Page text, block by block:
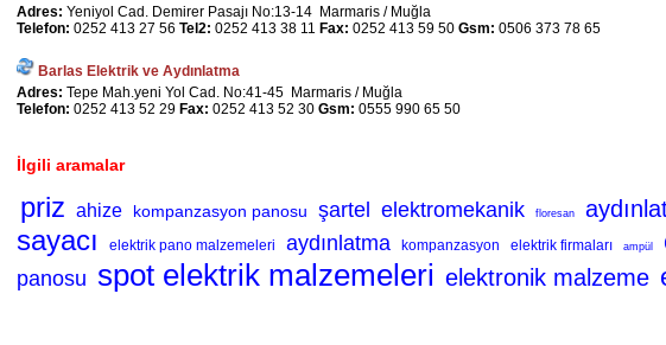
Adres: Yeniyol Cad. Demirer Pasajı No:13-14 Marmaris / Muğla
Telefon: 0252 413 27 56 Tel2: 0252 413 38 11 Fax: 0252 413 59 50 Gsm: 0506 373 78 65
Barlas Elektrik ve Aydınlatma
Adres: Tepe Mah.yeni Yol Cad. No:41-45 Marmaris / Muğla
Telefon: 0252 413 52 29 Fax: 0252 413 52 30 Gsm: 0555 990 65 50
İlgili aramalar
priz ahize kompanzasyon panosu şartel elektromekanik floresan
sayacı
elektrik pano malzemeleri aydınlatma kompanzasyon elektrik firmaları ampül
panosu spot elektrik malzemeleri elektronik malzeme